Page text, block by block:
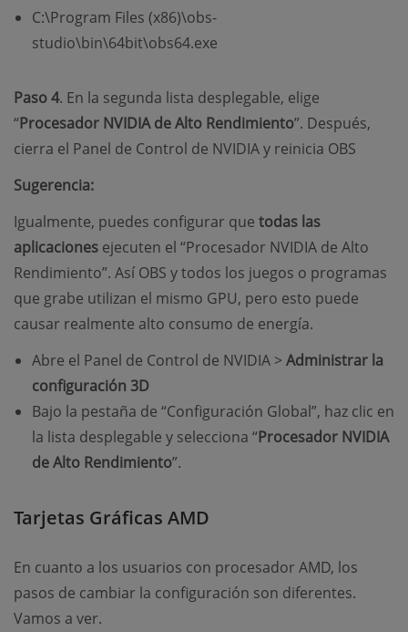
C:\Program Files (x86)\obs-
studio\bin\64bit\obs64.exe
Paso 4. En la segunda lista desplegable, elige
“Procesador NVIDIA de Alto Rendimiento”. Después,
cierra el Panel de Control de NVIDIA y reinicia OBS
Sugerencia:
Igualmente, puedes configurar que todas las
aplicaciones ejecuten el “Procesador NVIDIA de Alto
Rendimiento”. Así OBS y todos los juegos o programas
que grabe utilizan el mismo GPU, pero esto puede
causar realmente alto consumo de energía.
Abre el Panel de Control de NVIDIA > Administrar la
configuración 3D
Bajo la pestaña de “Configuración Global”, haz clic en
la lista desplegable y selecciona “Procesador NVIDIA
de Alto Rendimiento”.
Tarjetas Gráficas AMD
En cuanto a los usuarios con procesador AMD, los
pasos de cambiar la configuración son diferentes.
Vamos a ver.